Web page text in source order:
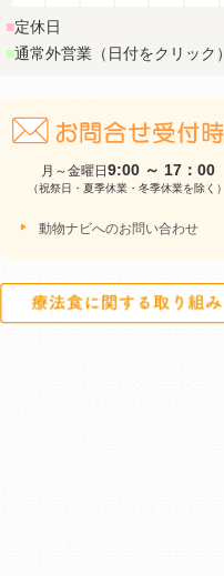
■定休日
■通常外営業（日付をクリック）
月～金曜日 9:00 ～ 17：00
（祝祭日・夏季休業・冬季休業を除く）
動物ナビへのお問い合わせ